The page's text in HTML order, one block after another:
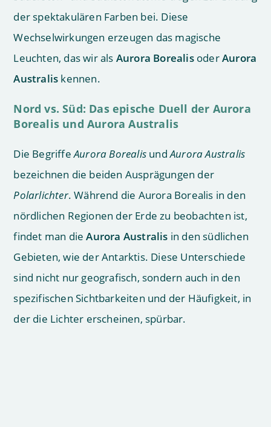
der spektakulären Farben bei. Diese
Wechselwirkungen erzeugen das magische
Leuchten, das wir als Aurora BorealisoderAurora
Australis kennen.
Nord vs. Süd: Das epische Duell der Aurora
Borealis und Aurora Australis
Die BegriffeAurora Borealis undAurora Australis
bezeichnen die beiden Ausprägungen der
Polarlichter. Während die Aurora Borealis in den
nördlichen Regionen der Erde zu beobachten ist,
findet man dieAurora Australis in den südlichen
Gebieten, wie der Antarktis. Diese Unterschiede
sind nicht nur geografisch, sondern auch in den
spezifischen Sichtbarkeiten und der Häufigkeit, in
der die Lichter erscheinen, spürbar.